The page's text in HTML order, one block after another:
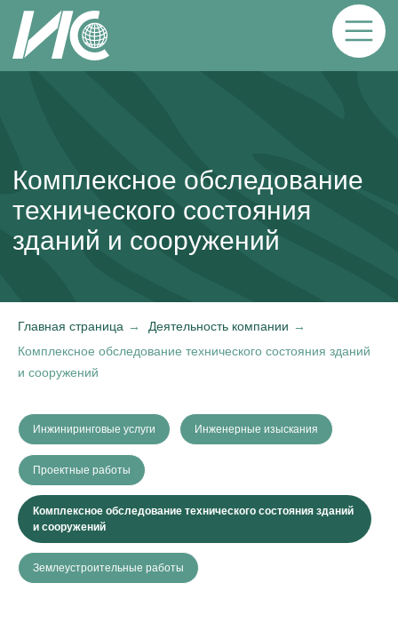
Комплексное обследование
технического состояния
зданий и сооружений
Главная страница → Деятельность компании →
Комплексное обследование технического состояния зданий
и сооружений
Инжиниринговые услуги Инженерные изыскания
Проектные работы
Комплексное обследование технического состояния зданий
и сооружений
Землеустроительные работы